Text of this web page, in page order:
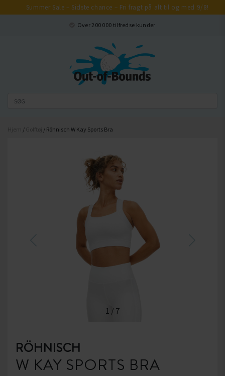
Summer Sale – Sidste chance – Fri fragt på alt til og med 9/8!
Over 200 000 tilfredse kunder
/ / Röhnisch W Kay Sports Bra
1 / 7
RÖHNISCH
W KAY SPORTS BRA